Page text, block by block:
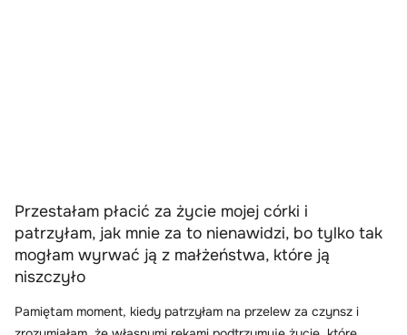
Przestałam płacić za życie mojej córki i
patrzyłam, jak mnie za to nienawidzi, bo tylko tak
mogłam wyrwać ją z małżeństwa, które ją
niszczyło
Pamiętam moment, kiedy patrzyłam na przelew za czynsz i